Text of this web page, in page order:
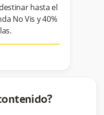
hasta el
No Vis y 40%